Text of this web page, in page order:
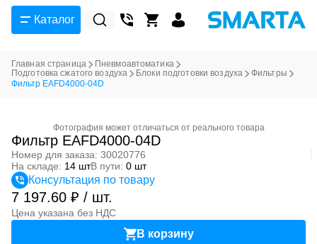
Каталог
Главная страница
Пневмоавтоматика
Подготовка сжатого воздуха
Блоки подготовки воздуха
Фильтры
Фильтр EAFD4000-04D
Фотография может отличаться от реального товара
Фильтр EAFD4000-04D
Номер для заказа: 30020776
На складе: 14 штВ пути: 0 шт
Консультация по товару
7 197.60 ₽ / шт.
Цена указана без НДС
В корзину